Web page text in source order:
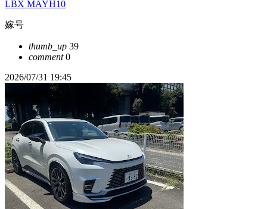
LBX MAYH10
嫁号
thumb_up 39
comment0
2026/07/31 19:45